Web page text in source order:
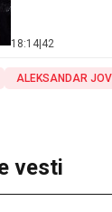
18:14 42
ALEKSANDAR
vesti